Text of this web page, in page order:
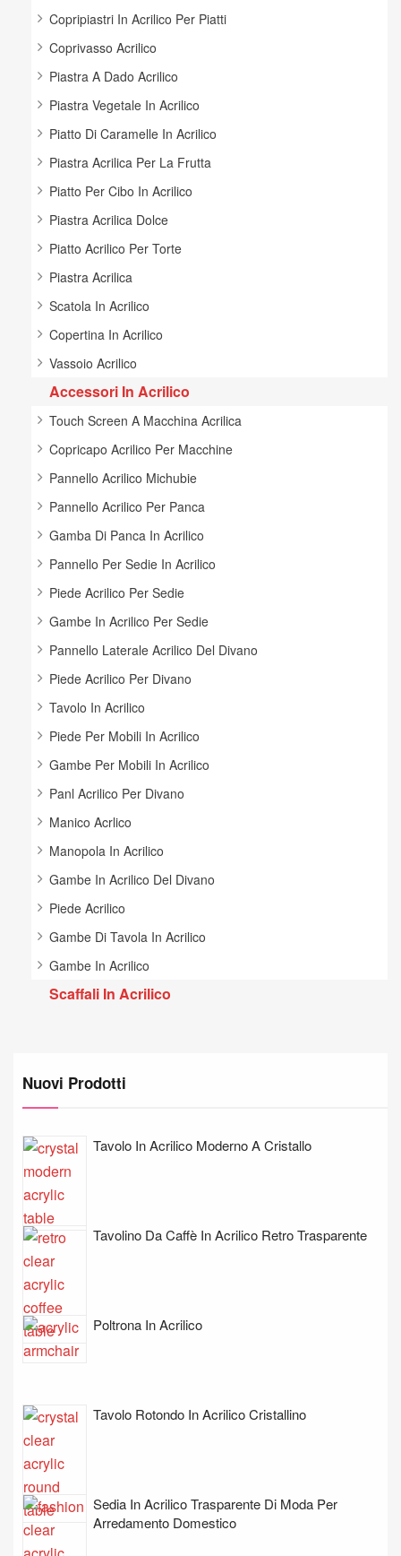
Copripiastri In Acrilico Per Piatti
Coprivasso Acrilico
Piastra A Dado Acrilico
Piastra Vegetale In Acrilico
Piatto Di Caramelle In Acrilico
Piastra Acrilica Per La Frutta
Piatto Per Cibo In Acrilico
Piastra Acrilica Dolce
Piatto Acrilico Per Torte
Piastra Acrilica
Scatola In Acrilico
Copertina In Acrilico
Vassoio Acrilico
Accessori In Acrilico
Touch Screen A Macchina Acrilica
Copricapo Acrilico Per Macchine
Pannello Acrilico Michubie
Pannello Acrilico Per Panca
Gamba Di Panca In Acrilico
Pannello Per Sedie In Acrilico
Piede Acrilico Per Sedie
Gambe In Acrilico Per Sedie
Pannello Laterale Acrilico Del Divano
Piede Acrilico Per Divano
Tavolo In Acrilico
Piede Per Mobili In Acrilico
Gambe Per Mobili In Acrilico
Panl Acrilico Per Divano
Manico Acrlico
Manopola In Acrilico
Gambe In Acrilico Del Divano
Piede Acrilico
Gambe Di Tavola In Acrilico
Gambe In Acrilico
Scaffali In Acrilico
Nuovi Prodotti
Tavolo In Acrilico Moderno A Cristallo
Tavolino Da Caffè In Acrilico Retro Trasparente
Poltrona In Acrilico
Tavolo Rotondo In Acrilico Cristallino
Sedia In Acrilico Trasparente Di Moda Per
Arredamento Domestico